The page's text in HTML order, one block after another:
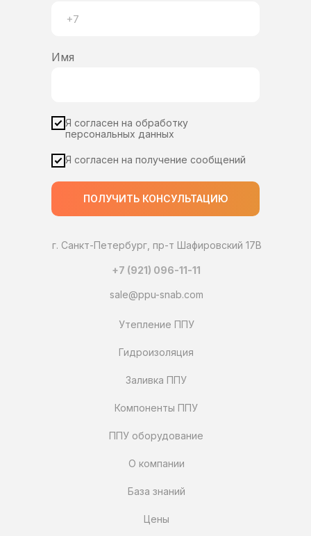
г. Санкт-Петербург, пр-т Шафировский 17В
+7 (921) 096-11-11
sale@ppu-snab.com
Компоненты ППУ
Заливка ППУ
ППУ оборудование
О компании
База знаний
Цены
Гидроизоляция
Утепление ППУ
Имя
Я согласен на обработку
персональных данных
Я согласен на получение сообщений
ПОЛУЧИТЬ КОНСУЛЬТАЦИЮ